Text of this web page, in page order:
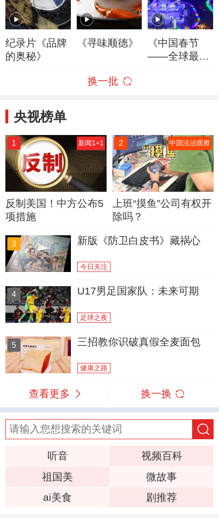
纪录片《品牌
的奥秘》
《寻味顺德》
《中国春节
——全球最大
换一批
央视榜单
1 新闻1+1
反制美国！中方公布5
项措施
2 中国法治观察
上班“摸鱼”公司有权开
除吗？
3 新版《防卫白皮书》藏祸心
今日关注
4 U17男足国家队：未来可期
足球之夜
5 三招教你识破真假全麦面包
健康之路
查看更多 换一换
听音
视频百科
祖国美
微故事
ai美食
剧推荐